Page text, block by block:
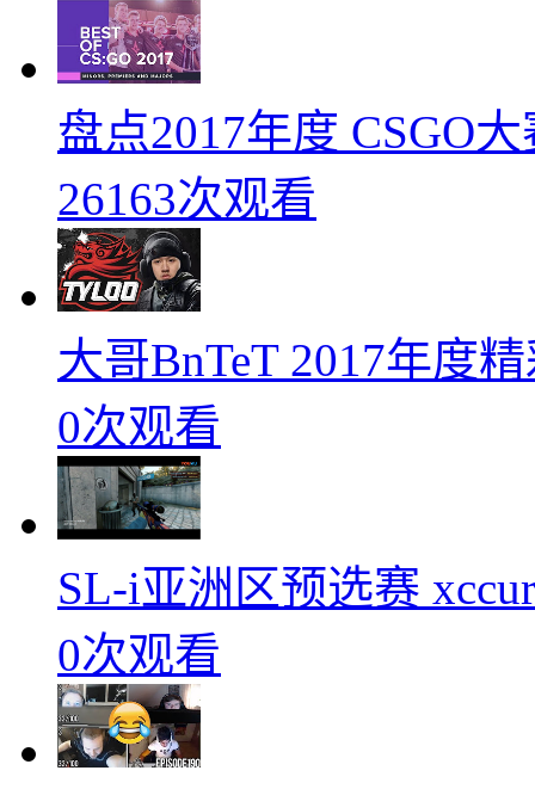
盘点2017年度 CSGO
26163次观看
大哥BnTeT 2017年度
0次观看
SL-i亚洲区预选赛
0次观看